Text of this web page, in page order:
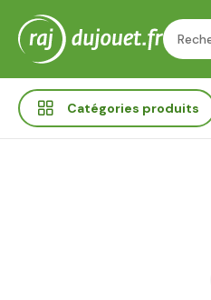
Catégories produits